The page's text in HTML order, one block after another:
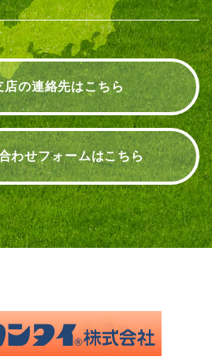
店の連絡先はこちら
わせフォームはこちら